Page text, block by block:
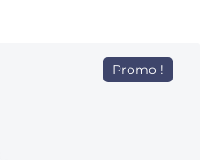
Promo !